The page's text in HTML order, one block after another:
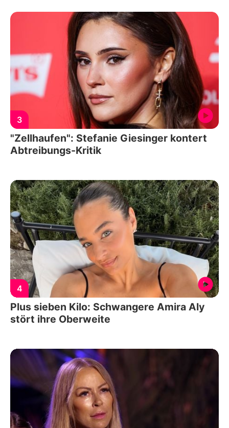
3
"Zellhaufen": Stefanie Giesinger kontert
Abtreibungs-Kritik
4
Plus sieben Kilo: Schwangere Amira Aly
stört ihre Oberweite